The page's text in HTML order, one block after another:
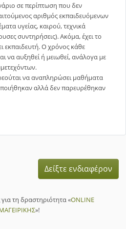
σε περίπτωση που δεν
αριθμός εκπαιδευόμενων
υγείας, καιρού, τεχνικά
συντηρήσεις). Ακόμα, έχει το
εκπαιδευτή. Ο χρόνος κάθε
να αυξηθεί ή μειωθεί, ανάλογα με
να αναπληρώσει μαθήματα
αλλά δεν παρευρέθηκαν
Δείξτε ενδιαφέρον
τη δραστηριότητα «ONLINE
»!